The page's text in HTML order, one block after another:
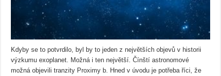
Kdyby se to potvrdilo, byl by to jeden z největších objevů v historii
výzkumu exoplanet. Možná i ten největší. Čínští astronomové
možná objevili tranzity Proximy b. Hned v úvodu je potřeba říci, že